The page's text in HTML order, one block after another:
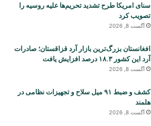
سنای امریکا طرح تشدید تحریم‌ها علیه روسیه را
تصویب کرد
آگست 8, 2026
افغانستان بزرگ‌ترین بازار آرد قزاقستان؛ صادرات
آرد این کشور ۱۸.۳ درصد افزایش یافت
آگست 8, 2026
کشف و ضبط ۹۱ میل سلاح و تجهیزات نظامی در
هلمند
آگست 8, 2026